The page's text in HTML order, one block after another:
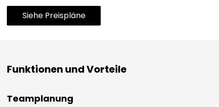
Siehe Preispläne
Funktionen und Vorteile
Teamplanung